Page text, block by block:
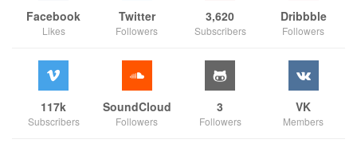
Facebook
Likes
Twitter
Followers
3,620
Subscribers
Dribbble
Followers
117k
Subscribers
SoundCloud
Followers
3
Followers
VK
Members